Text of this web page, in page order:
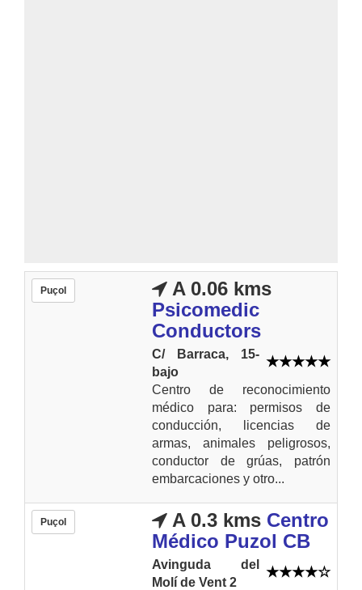
Puçol
A 0.06 kms
Psicomedic
Conductors
C/ Barraca, 15-
bajo
Centro de reconocimiento
médico para: permisos de
conducción, licencias de
armas, animales peligrosos,
conductor de grúas, patrón
embarcaciones y otro...
Puçol A 0.3 kms Centro
Médico Puzol CB
Avinguda del
Molí de Vent 2